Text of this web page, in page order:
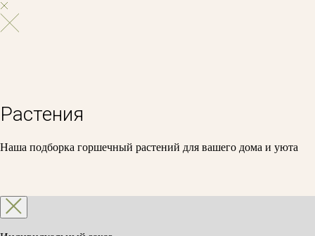
Растения
Наша подборка горшечный растений для вашего дома и уюта